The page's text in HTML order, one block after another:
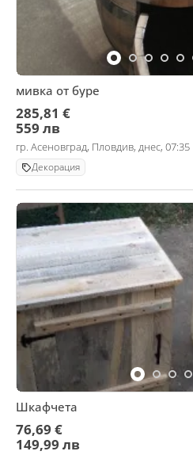
мивка от буре
285,81 €
559 лв
гр. Асеновград, Пловдив, днес, 07:35
Декорация
Шкафчета
76,69 €
149,99 лв